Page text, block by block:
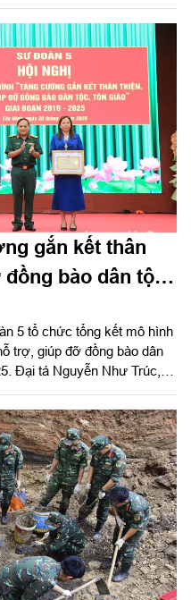
nghị.
gắn kết thân
bào dân tộc,
quân
5 tổ chức tổng kết mô hình
trợ, giúp đỡ đồng bào dân
Đại tá Nguyễn Như Trúc,